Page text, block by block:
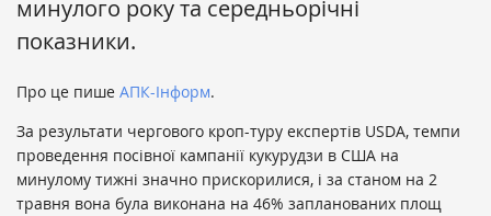
минулого року та середньорічні
показники.
Про це пише АПК-Інформ.
За результати чергового кроп-туру експертів USDA, темпи
проведення посівної кампанії кукурудзи в США на
минулому тижні значно прискорилися, і за станом на 2
травня вона була виконана на 46% запланованих площ